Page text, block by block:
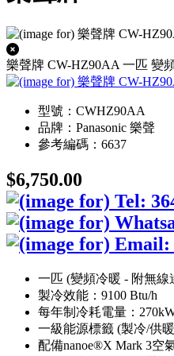
樂聲牌 CW-HZ90AA 一匹 變
型號：CWHZ90AA
品牌：Panasonic 樂聲
參考編碼：6637
$6,750.00
一匹 (變頻冷暖 - 附無線
製冷效能：9100 Btu/h
每年制冷耗電量：
一級能源標籤 (製冷/供
配備nanoe®X Mark 3空